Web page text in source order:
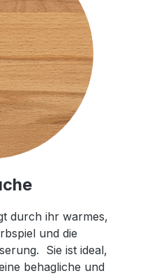
durch ihr warmes,
und die
Sie ist ideal,
behagliche und